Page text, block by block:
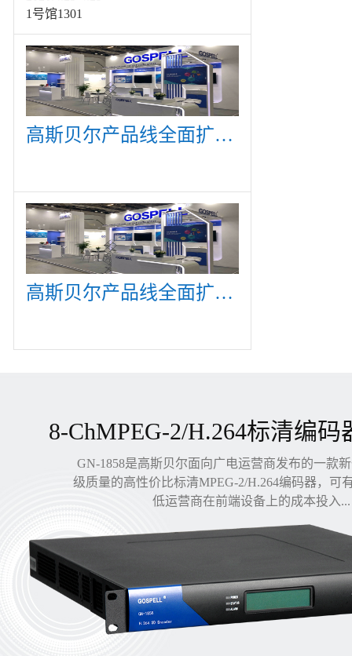
1号馆1301
高斯贝尔产品线全面扩展，众多新产品亮相CommunicAsia 2019
高斯贝尔产品线全面扩展，众多新产品亮相CommunicAsia 2019
8-ChMPEG-2/H.264标清编码
GN-1858是高斯贝尔面向广电运营商发布的一款
级质量的高性价比标清MPEG-2/H.264编码器，可
低运营商在前端设备上的成本投入...